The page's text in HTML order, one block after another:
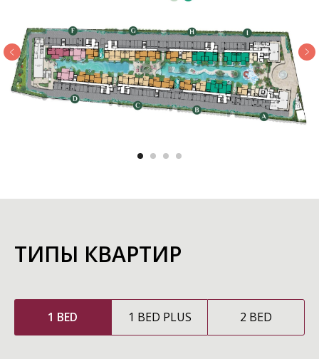
ТИПЫ КВАРТИР
1 BED 1 BED PLUS 2 BED